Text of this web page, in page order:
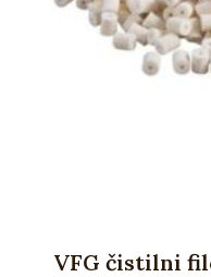
VFG čistilni